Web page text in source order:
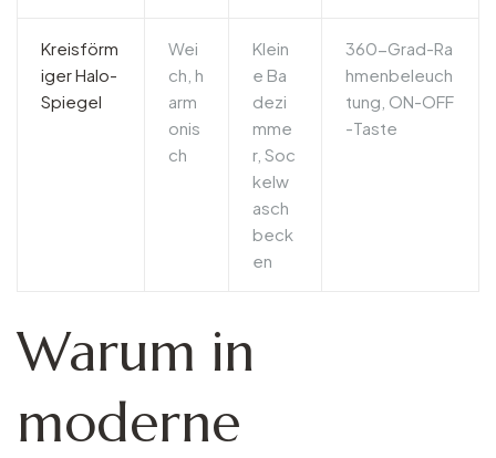
Kreisförm
iger Halo-
Spiegel
Wei
ch, h
arm
onis
ch
Klein
e Ba
dezi
mme
r, Soc
kelw
asch
beck
en
360-Grad-Ra
hmenbeleuch
tung, ON-OFF
-Taste
Warum in
moderne